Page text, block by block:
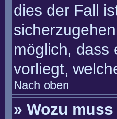
dies der Fall
möglich, dass
vorliegt,
Nach oben
» Wozu